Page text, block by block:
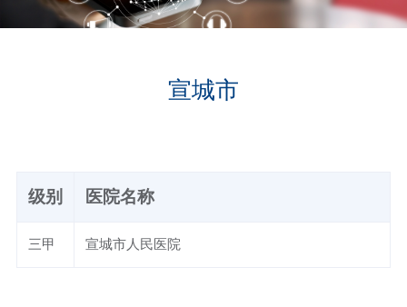
宣城市
级别 医院名称
三甲 宣城市人民医院